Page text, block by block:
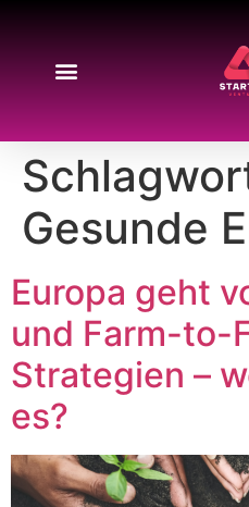
Gesunde
Europa geht
und Farm-to-
Strategien –
es?